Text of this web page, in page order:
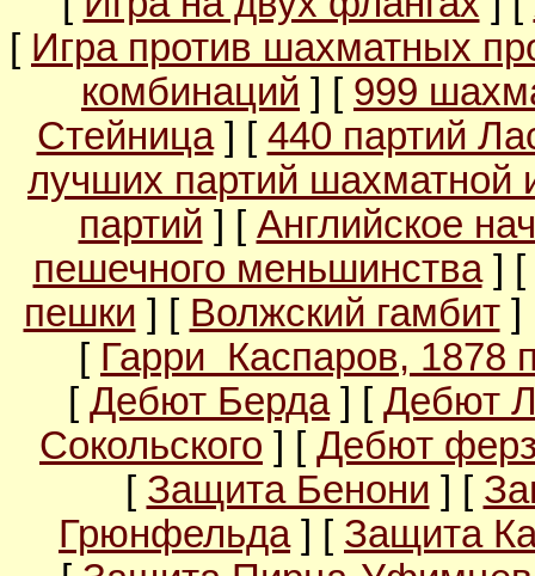
[ Игра против шахматных
комбинаций ] [ 999
Стейница] [ 440 партий
лучших партий шахматной
партий ] [ Английское
пешечного меньшинства] [
пешки ] [ Волжский гамбит]
[ Гарри Каспаров, 1878
[ Дебют Берда] [ Дебют
Сокольского ] [ Дебют
[ Защита Бенони ] [
Грюнфельда] [ Защита